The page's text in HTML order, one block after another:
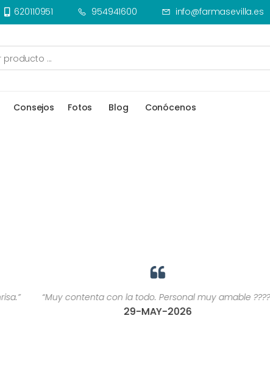
620110951 954941600 info@farmasevilla.es
Consejos Fotos Blog Conócenos
“Muy contenta con la todo. Personal muy amable ????”
29-MAY-2026